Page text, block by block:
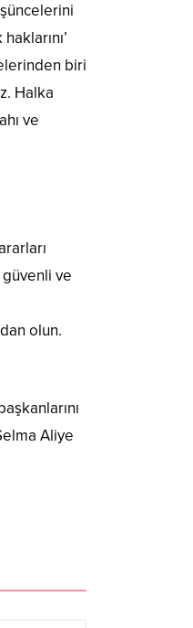
biri
Halka
ve
güvenli ve
olun.
Aliye